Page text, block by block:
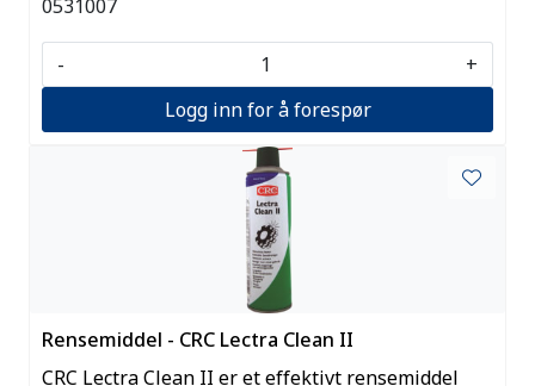
0531007
-
+
Logg inn for å forespør
Rensemiddel - CRC Lectra Clean II
CRC Lectra Clean II er et effektivt rensemiddel